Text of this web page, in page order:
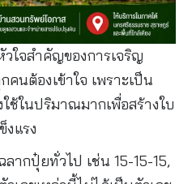
ใจสำคัญของการเจริญ
นต้องเข้าใจ เพราะเป็น
ช้ในปริมาณมากเพื่อสร้างใบ
งแรง
ากปุ๋ยทั่วไป เช่น 15-15-15,